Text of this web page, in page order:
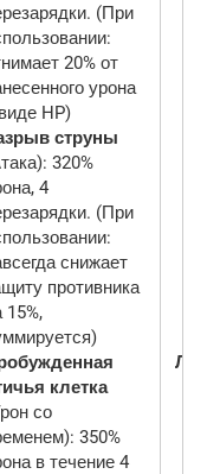
(При
20% от
урона
HP)
струны
320%
4
(При
снижает
противника
15%,
клетка
со
350%
в течение 4